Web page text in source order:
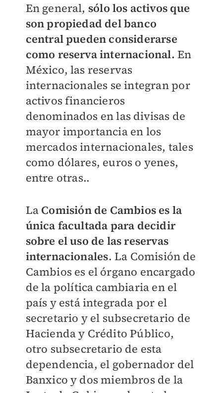
En general, sólo los activos que
son propiedad del banco
central pueden considerarse
como reserva internacional. En
México, las reservas
internacionales se integran por
activos financieros
denominados en las divisas de
mayor importancia en los
mercados internacionales, tales
como dólares, euros o yenes,
entre otras..
La Comisión de Cambios es la
única facultada para decidir
sobre el uso de las reservas
internacionales. La Comisión de
Cambios es el órgano encargado
de la política cambiaria en el
país y está integrada por el
secretario y el subsecretario de
Hacienda y Crédito Público,
otro subsecretario de esta
dependencia, el gobernador del
Banxico y dos miembros de la